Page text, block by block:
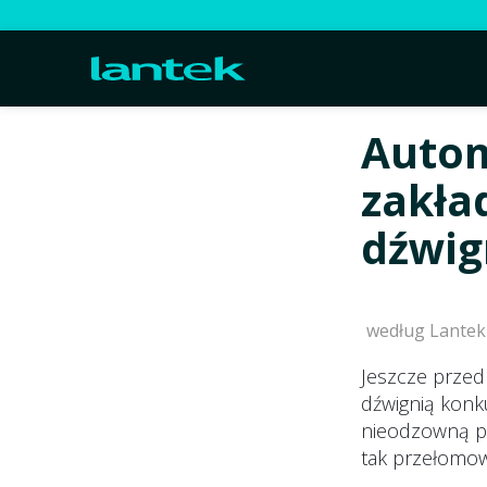
według Lantek
Jeszcze
dźwignią
nieodzowną
tak